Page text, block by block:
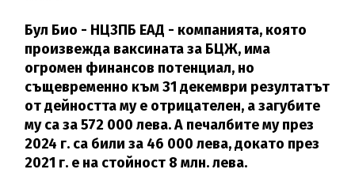
Бул Био - НЦЗПБ ЕАД - компанията, която
произвежда ваксината за БЦЖ, има
огромен финансов потенциал, но
същевременно към 31 декември резултатът
от дейността му е отрицателен, а загубите
му са за 572 000 лева. А печалбите му през
2024 г. са били за 46 000 лева, докато през
2021 г. е на стойност 8 млн. лева.